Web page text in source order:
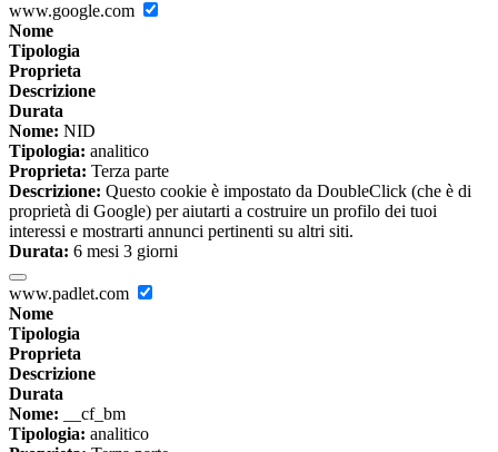
www.google.com
Nome
Tipologia
Proprieta
Descrizione
Durata
Nome: NID
Tipologia: analitico
Proprieta: Terza parte
Descrizione: Questo cookie è impostato da DoubleClick (che è di
proprietà di Google) per aiutarti a costruire un profilo dei tuoi
interessi e mostrarti annunci pertinenti su altri siti.
Durata: 6 mesi 3 giorni
www.padlet.com
Nome
Tipologia
Proprieta
Descrizione
Durata
Nome: __cf_bm
Tipologia: analitico